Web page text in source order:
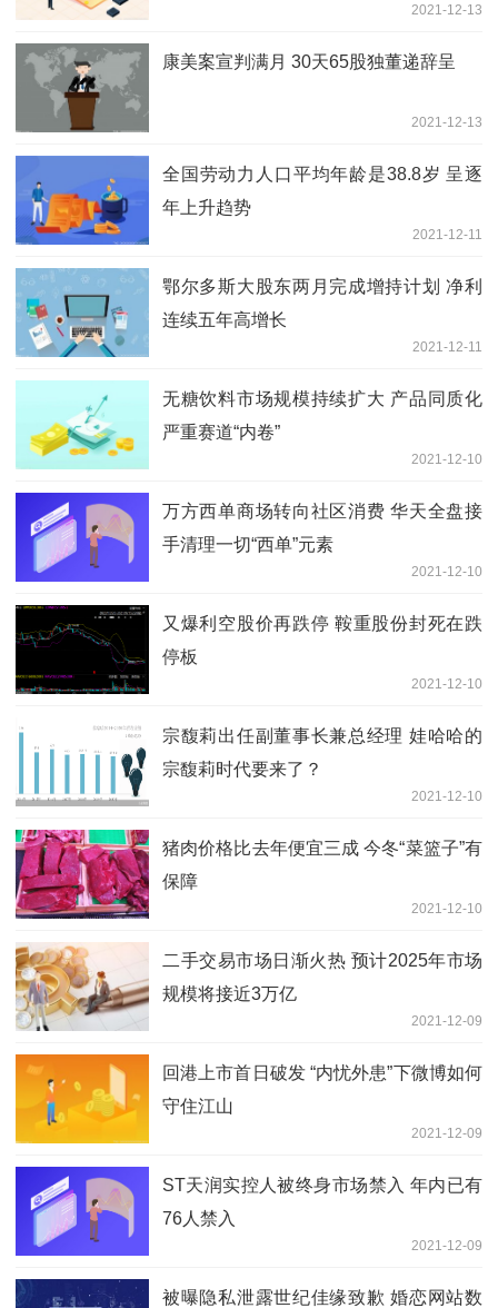
2021-12-13
康美案宣判满月 30天65股独董递辞呈
2021-12-13
全国劳动力人口平均年龄是38.8岁 呈逐
年上升趋势
2021-12-11
鄂尔多斯大股东两月完成增持计划 净利
连续五年高增长
2021-12-11
无糖饮料市场规模持续扩大 产品同质化
严重赛道“内卷”
2021-12-10
万方西单商场转向社区消费 华天全盘接
手清理一切“西单”元素
2021-12-10
又爆利空股价再跌停 鞍重股份封死在跌
停板
2021-12-10
宗馥莉出任副董事长兼总经理 娃哈哈的
宗馥莉时代要来了？
2021-12-10
猪肉价格比去年便宜三成 今冬“菜篮子”有
保障
2021-12-10
二手交易市场日渐火热 预计2025年市场
规模将接近3万亿
2021-12-09
回港上市首日破发 “内忧外患”下微博如何
守住江山
2021-12-09
ST天润实控人被终身市场禁入 年内已有
76人禁入
2021-12-09
被曝隐私泄露世纪佳缘致歉 婚恋网站数